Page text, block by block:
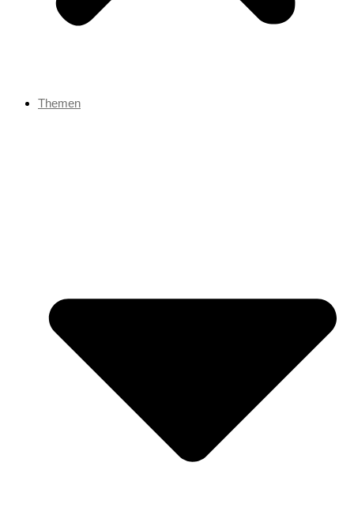
Themen